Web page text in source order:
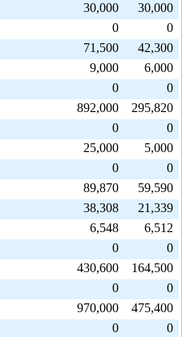
30,000
30,000
0
0
71,500
42,300
9,000
6,000
0
0
892,000
295,820
0
0
25,000
5,000
0
0
89,870
59,590
38,308
21,339
6,548
6,512
0
0
430,600
164,500
0
0
970,000
475,400
0
0